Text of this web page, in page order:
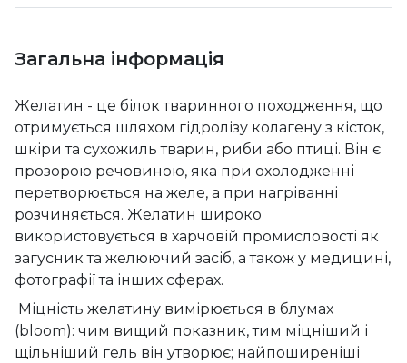
Загальна інформація
Желатин - це білок тваринного походження, що
отримується шляхом гідролізу колагену з кісток,
шкіри та сухожиль тварин, риби або птиці. Він є
прозорою речовиною, яка при охолодженні
перетворюється на желе, а при нагріванні
розчиняється. Желатин широко
використовується в харчовій промисловості як
загусник та желюючий засіб, а також у медицині,
фотографії та інших сферах.
Міцність желатину вимірюється в блумах
(bloom): чим вищий показник, тим міцніший і
щільніший гель він утворює; найпоширеніші